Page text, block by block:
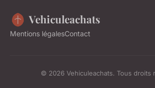
Vehiculeachats
Mentions légalesContact
© 2026 Vehiculeachats. Tous droits